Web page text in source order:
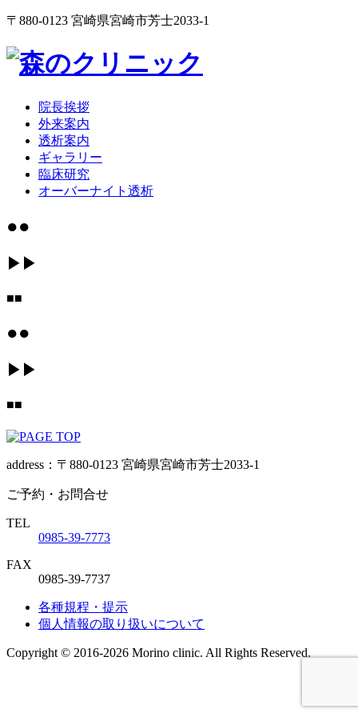
〒880-0123 宮崎県宮崎市芳士2033-1
院長挨拶
外来案内
透析案内
ギャラリー
臨床研究
オーバーナイト透析
●●
▶▶
■■
●●
▶▶
■■
address：〒880-0123 宮崎県宮崎市芳士2033-1
ご予約・お問合せ
TEL
0985-39-7773
FAX
0985-39-7737
各種規程・提示
個人情報の取り扱いについて
Copyright © 2016-2026 Morino clinic. All Rights Reserved.